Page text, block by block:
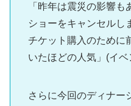
「昨年は震災の影響
ショーをキャンセルし
チケット購入のために
いたほどの人気」(イ
さらに今回のディナー